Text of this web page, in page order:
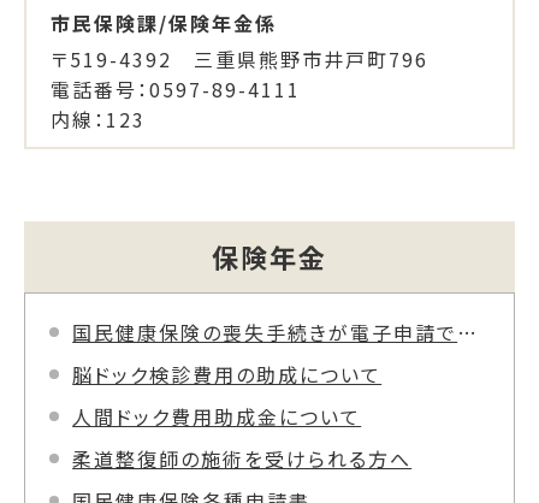
市民保険課/保険年金係
〒519-4392 三重県熊野市井戸町796
電話番号：0597-89-4111
内線：123
保険年金
国民健康保険の喪失手続きが電子申請でできるようになりました。
脳ドック検診費用の助成について
人間ドック費用助成金について
柔道整復師の施術を受けられる方へ